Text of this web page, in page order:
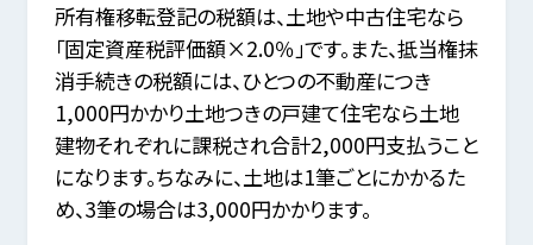
所有権移転登記の税額は、土地や中古住宅なら
「固定資産税評価額×2.0％」です。また、抵当権抹
消手続きの税額には、ひとつの不動産につき
1,000円かかり土地つきの戸建て住宅なら土地
建物それぞれに課税され合計2,000円支払うこと
になります。ちなみに、土地は1筆ごとにかかるた
め、3筆の場合は3,000円かかります。